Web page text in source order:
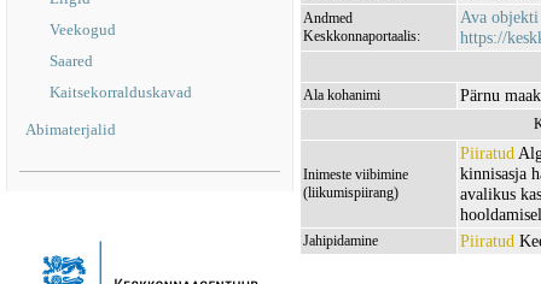
Veekogud
Saared
Kaitsekorralduskavad
Abimaterjalid
Andmed
Keskkonnaportaalis:
Ava objekti
https://
Ala kohanimi Pärnu
Inimeste viibimine
(liikumispiirang)
Piiratud
kinnisasja
avalikus
Jahipidamine Piiratud